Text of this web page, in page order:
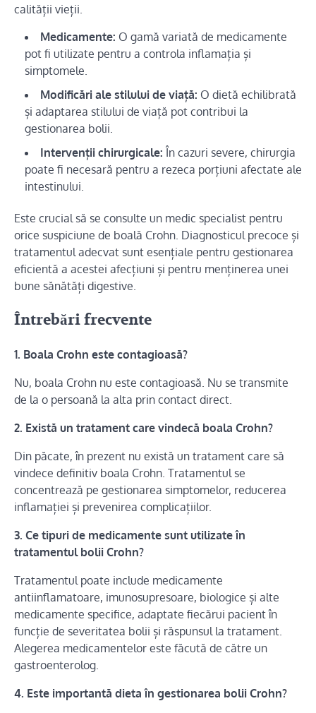
calității vieții.
Medicamente: O gamă variată de medicamente
pot fi utilizate pentru a controla inflamația și
simptomele.
Modificări ale stilului de viață: O dietă echilibrată
și adaptarea stilului de viață pot contribui la
gestionarea bolii.
Intervenții chirurgicale: În cazuri severe, chirurgia
poate fi necesară pentru a rezeca porțiuni afectate ale
intestinului.
Este crucial să se consulte un medic specialist pentru
orice suspiciune de boală Crohn. Diagnosticul precoce și
tratamentul adecvat sunt esențiale pentru gestionarea
eficientă a acestei afecțiuni și pentru menținerea unei
bune sănătăți digestive.
Întrebări frecvente
1. Boala Crohn este contagioasă?
Nu, boala Crohn nu este contagioasă. Nu se transmite
de la o persoană la alta prin contact direct.
2. Există un tratament care vindecă boala Crohn?
Din păcate, în prezent nu există un tratament care să
vindece definitiv boala Crohn. Tratamentul se
concentrează pe gestionarea simptomelor, reducerea
inflamației și prevenirea complicațiilor.
3. Ce tipuri de medicamente sunt utilizate în
tratamentul bolii Crohn?
Tratamentul poate include medicamente
antiinflamatoare, imunosupresoare, biologice și alte
medicamente specifice, adaptate fiecărui pacient în
funcție de severitatea bolii și răspunsul la tratament.
Alegerea medicamentelor este făcută de către un
gastroenterolog.
4. Este importantă dieta în gestionarea bolii Crohn?